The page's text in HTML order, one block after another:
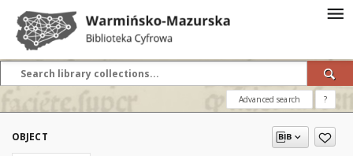
Advanced search ?
OBJECT